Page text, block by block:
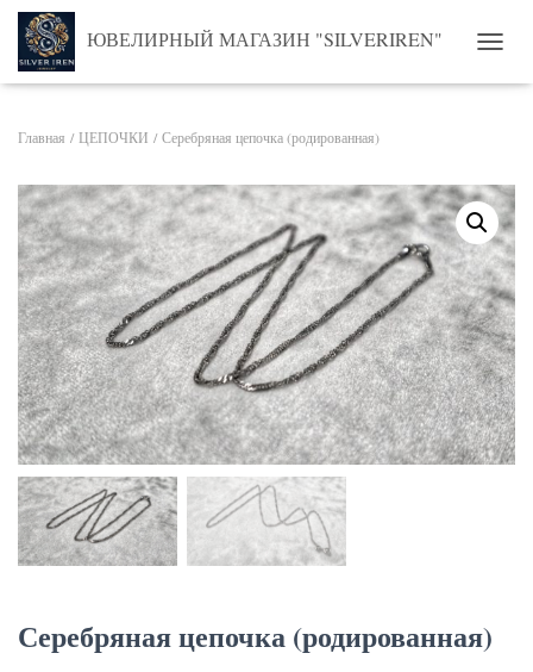
ЮВЕЛИРНЫЙ МАГАЗИН "SILVERIREN"
Главная /ЦЕПОЧКИ / Серебряная цепочка (родированная)
Серебряная цепочка (родированная)